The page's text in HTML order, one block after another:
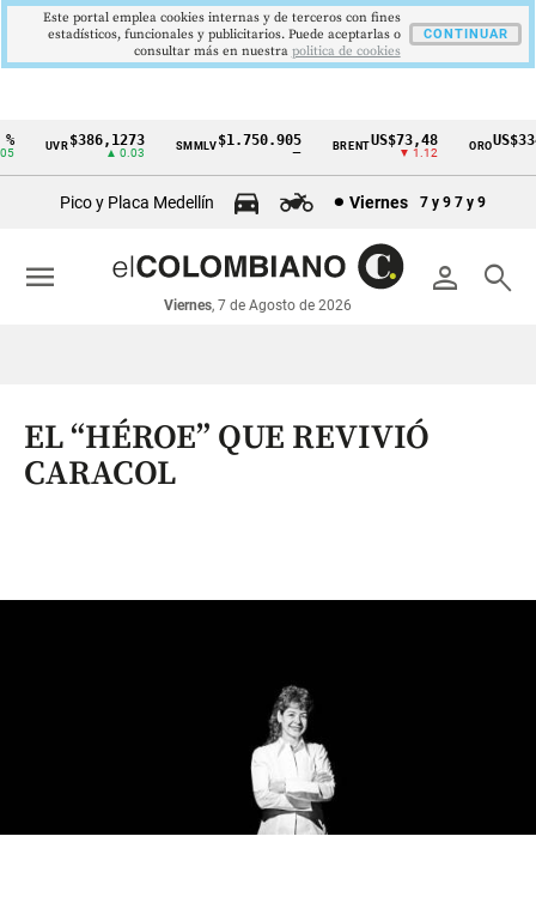
Cintillo
económicos
Colombia
UVR$386,1273
▲ 0.03
SMMLV$1.750.905 BRENTUS$73,48
▼ 1.12
ORO
Pico y Placa Medellín Viernes 7 y 9 7 y 9
person search
Viernes, 7 de Agosto de 2026
menu
EL “HÉROE” QUE REVIVIÓ
CARACOL
Este portal emplea cookies internas y de terceros con fines
estadísticos, funcionales y publicitarios. Puede aceptarlas o
consultar más en nuestra politica de cookies
CONTINUAR